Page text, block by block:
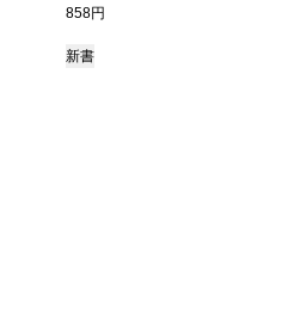
858円
新書